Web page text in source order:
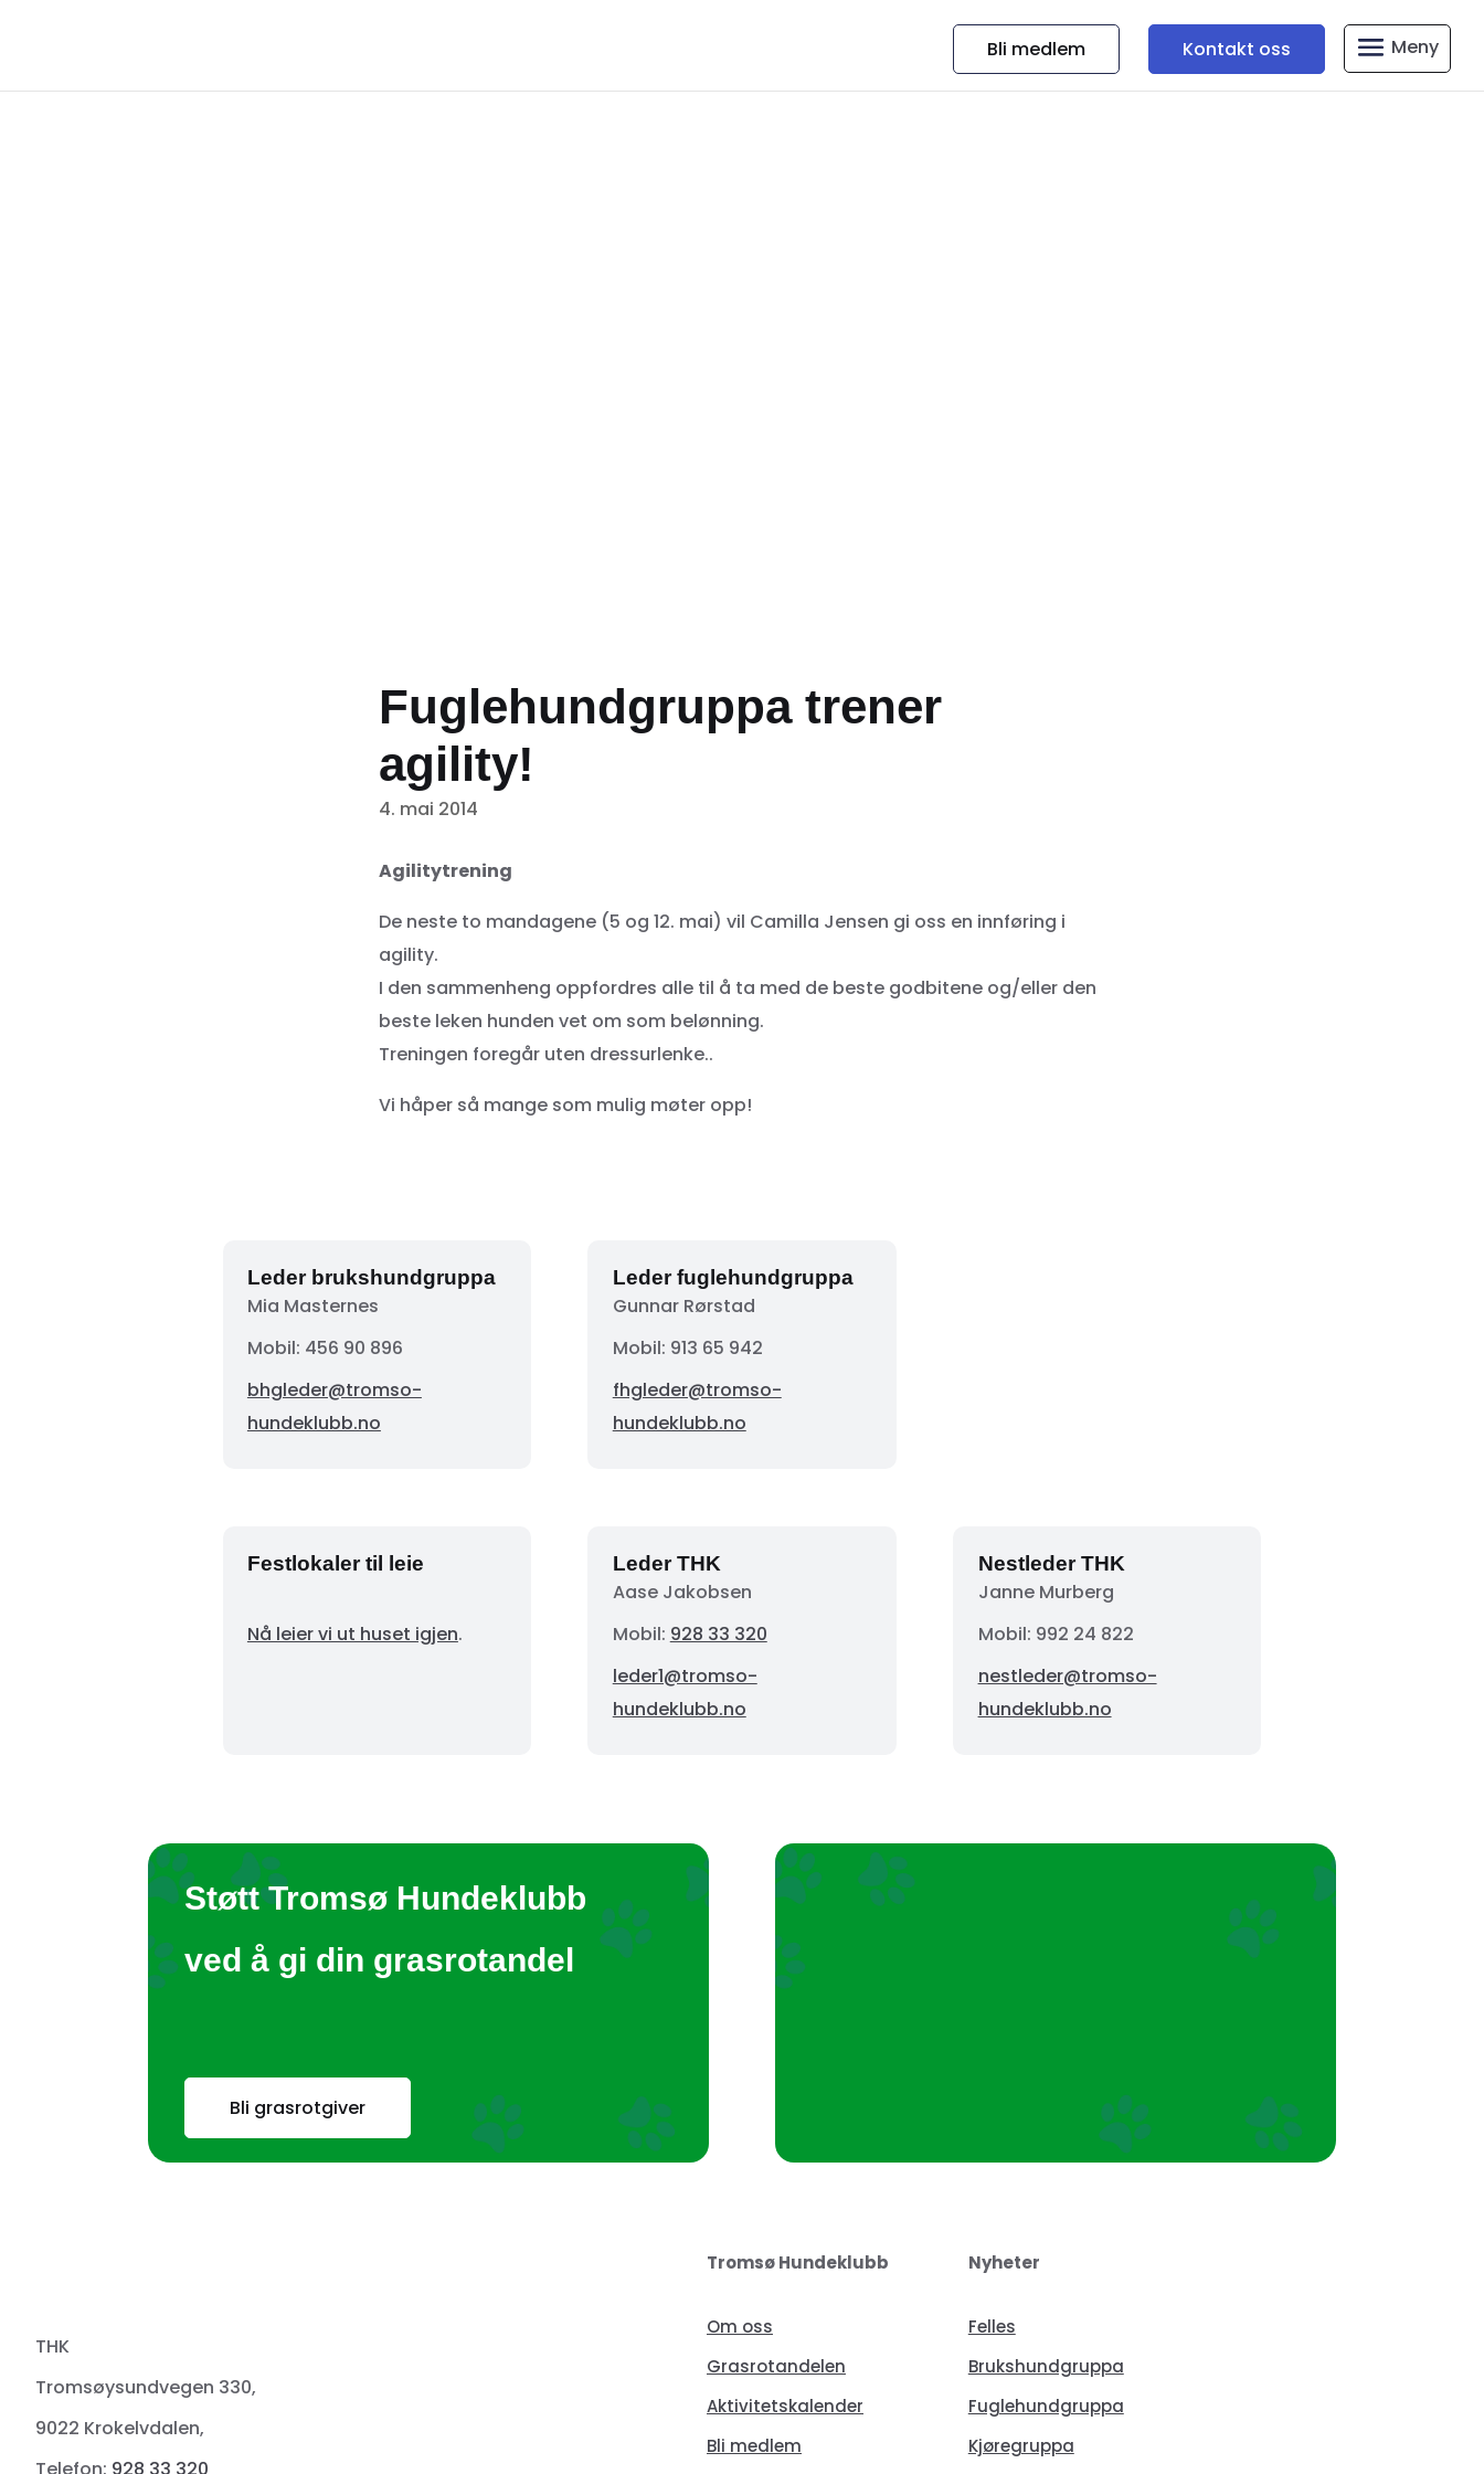
Kontakt oss
Bli medlem
Fuglehundgruppa trener
agility!
4. mai 2014
Agilitytrening
De neste to mandagene (5 og 12. mai) vil Camilla Jensen gi oss en innføring i
agility.
I den sammenheng oppfordres alle til å ta med de beste godbitene og/eller den
beste leken hunden vet om som belønning.
Treningen foregår uten dressurlenke..
Vi håper så mange som mulig møter opp!
Leder brukshundgruppa
Mia Masternes
Mobil: 456 90 896
bhgleder@tromso-
hundeklubb.no
Leder fuglehundgruppa
Gunnar Rørstad
Mobil: 913 65 942
fhgleder@tromso-
hundeklubb.no
Festlokaler til leie
Nå leier vi ut huset igjen.
Leder THK
Aase Jakobsen
Mobil: 928 33 320
leder1@tromso-
hundeklubb.no
Nestleder THK
Janne Murberg
Mobil: 992 24 822
nestleder@tromso-
hundeklubb.no
Støtt Tromsø Hundeklubb
ved å gi din grasrotandel
Bli grasrotgiver
THK
Tromsøysundvegen 330,
9022 Krokelvdalen,
Telefon: 928 33 320
Tromsø Hundeklubb
Om oss
Grasrotandelen
Aktivitetskalender
Bli medlem
Nyheter
Felles
Brukshundgruppa
Fuglehundgruppa
Kjøregruppa